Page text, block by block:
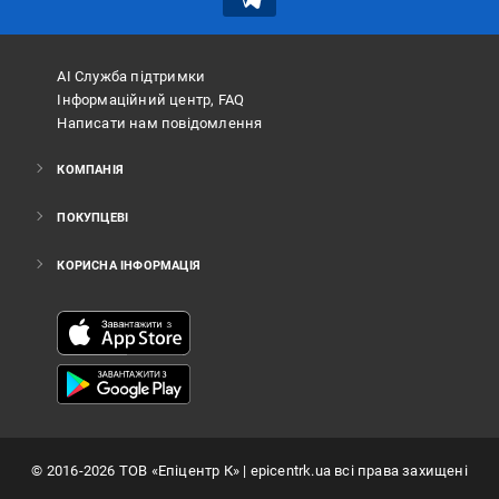
АІ Служба підтримки
Інформаційний центр, FAQ
Написати нам повідомлення
КОМПАНІЯ
ПОКУПЦЕВІ
КОРИСНА ІНФОРМАЦІЯ
© 2016-2026 ТОВ «Епіцентр К»| epicentrk.ua всі права захищені